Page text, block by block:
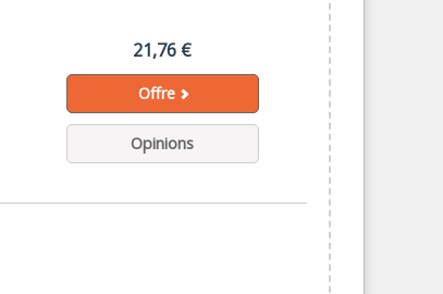
21,76 €
Offre
Opinions